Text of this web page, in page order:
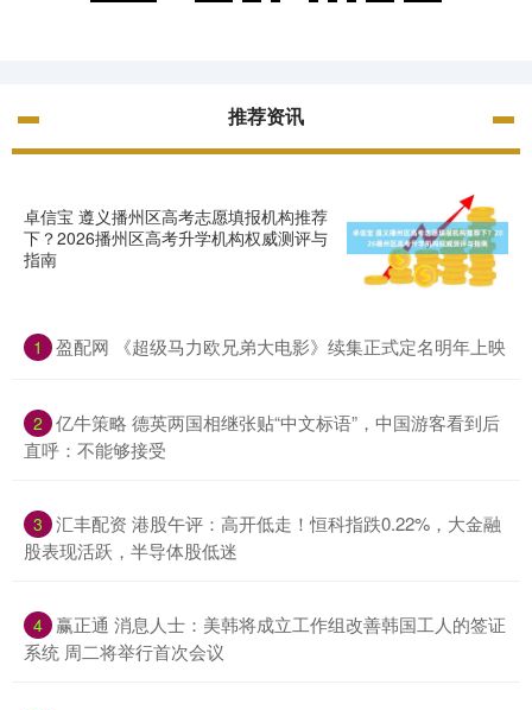
推荐资讯
卓信宝 遵义播州区高考志愿填报机构推荐
下？2026播州区高考升学机构权威测评与
指南
1 盈配网 《超级马力欧兄弟大电影》续集正式定名明年上映
2 亿牛策略 德英两国相继张贴“中文标语”，中国游客看到后
直呼：不能够接受
3 汇丰配资 港股午评：高开低走！恒科指跌0.22%，大金融
股表现活跃，半导体股低迷
4 赢正通 消息人士：美韩将成立工作组改善韩国工人的签证
系统 周二将举行首次会议